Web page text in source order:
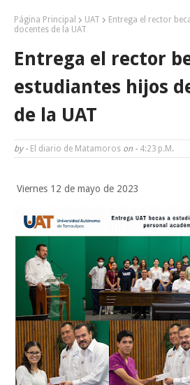
Promueve Tamaulipas su riqueza
Trump y Sheinbaum
Funcionarios,
Página Principal UAT
Entrega el rector
docentes de la UAT
Entrega el rector
estudiantes hijos
de la UAT
by - El diario de Matamoros on - 4:23 P.m.
Viernes 12 de mayo de 2023